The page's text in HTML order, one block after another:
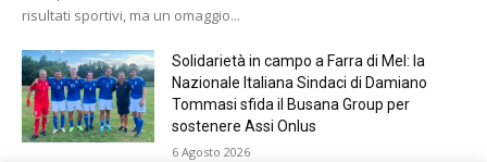
risultati sportivi, ma un omaggio...
Solidarietà in campo a Farra di Mel: la
Nazionale Italiana Sindaci di Damiano
Tommasi sfida il Busana Group per
sostenere Assi Onlus
6 Agosto 2026